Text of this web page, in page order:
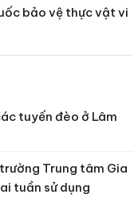
bảo vệ thực vật vi
tuyến đèo ở Lâm
Trung tâm Gia
tuần sử dụng